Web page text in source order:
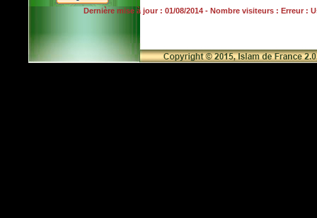
Dernière mise à jour : 01/08/2014 - Nombre visiteurs : Erreur